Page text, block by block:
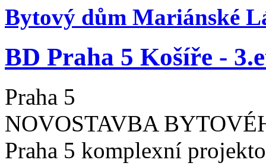
Bytový dům Mariánské
BD Praha 5 Košíře -
Praha 5
NOVOSTAVBA
Praha 5 komplexní